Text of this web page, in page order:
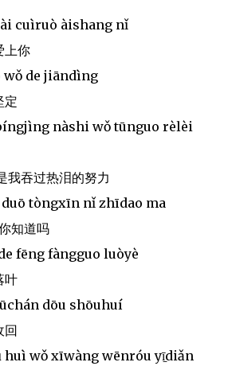
cuìruò àishang nǐ
上你
wǒ de jiāndìng
定
nàshi wǒ tūnguo rèlèi
我吞过热泪的努力
tòngxīn nǐ zhīdao ma
知道吗
fēng fàngguo luòyè
叶
dōu shōuhuí
回
huì wǒ xīwàng wēnróu yī̠diǎn